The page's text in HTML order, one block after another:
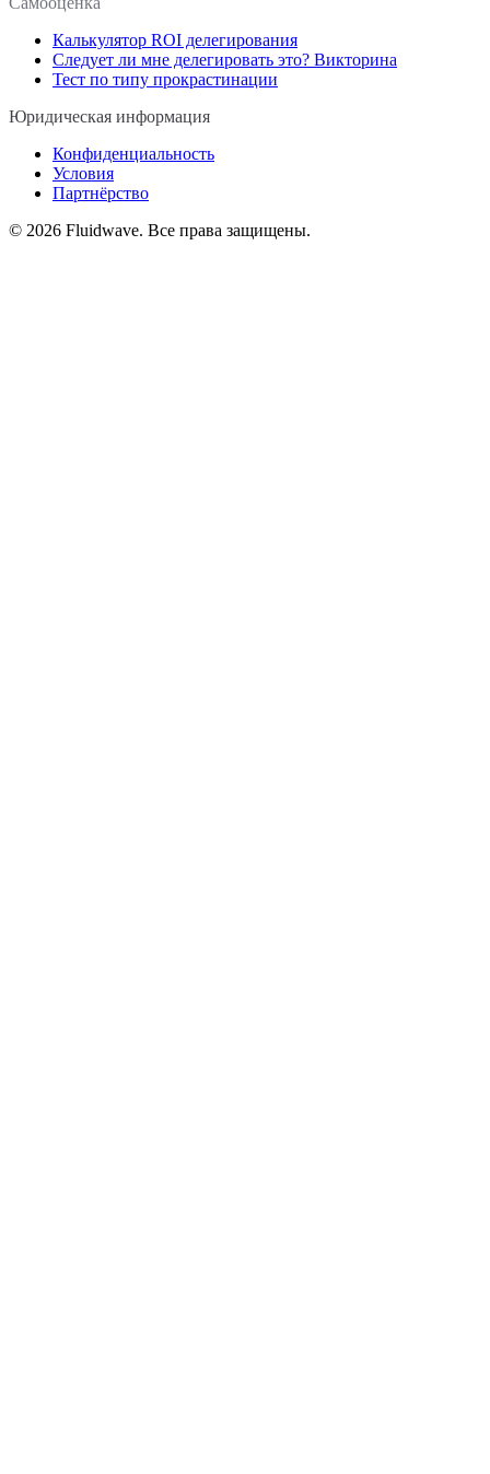
Калькулятор ROI делегирования
Следует ли мне делегировать это? Викторина
Тест по типу прокрастинации
Юридическая информация
Конфиденциальность
Условия
Партнёрство
© 2026 Fluidwave. Все права защищены.